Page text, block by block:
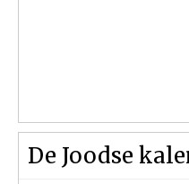
De Joodse